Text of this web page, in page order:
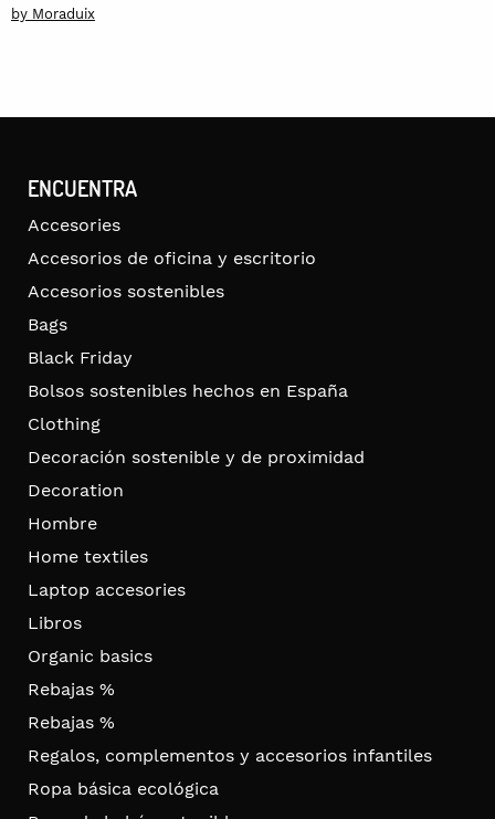
by Moraduix
ENCUENTRA
Accesories
Accesorios de oficina y escritorio
Accesorios sostenibles
Bags
Black Friday
Bolsos sostenibles hechos en España
Clothing
Decoración sostenible y de proximidad
Decoration
Hombre
Home textiles
Laptop accesories
Libros
Organic basics
Rebajas %
Rebajas %
Regalos, complementos y accesorios infantiles
Ropa básica ecológica